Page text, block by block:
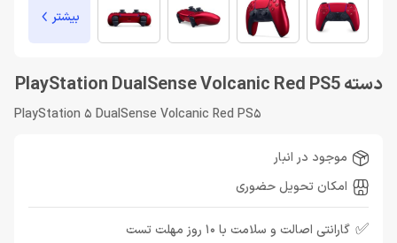
بیشتر
دسته PlayStation DualSense Volcanic Red PS5
PlayStation 5 DualSense Volcanic Red PS5
موجود در انبار
امکان تحویل حضوری
✅ گارانتی اصالت و سلامت با 10 روز مهلت تست